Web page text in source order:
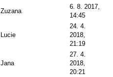
Zuzana
6. 8. 2017,
14:45
Lucie
24. 4.
2018,
21:19
Jana
27. 4.
2018,
20:21